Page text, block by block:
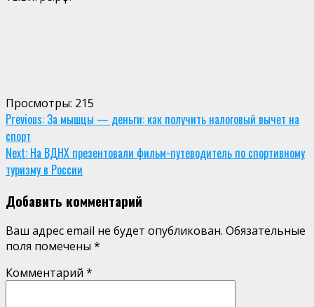
Просмотры: 215
Continue
Reading
Previous:За мышцы — деньги: как получить налоговый вычет на
спорт
Next: На ВДНХ презентовали фильм-путеводитель по спортивному
туризму в России
Добавить комментарий
Ваш адрес email не будет опубликован. Обязательные
поля помечены *
Комментарий *